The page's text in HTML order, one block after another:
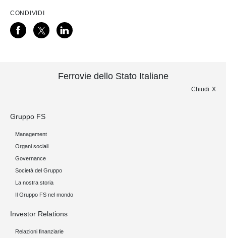
CONDIVIDI
Ferrovie dello Stato Italiane
Chiudi
Gruppo FS
Management
Organi sociali
Governance
Società del Gruppo
La nostra storia
Il Gruppo FS nel mondo
Investor Relations
Relazioni finanziarie